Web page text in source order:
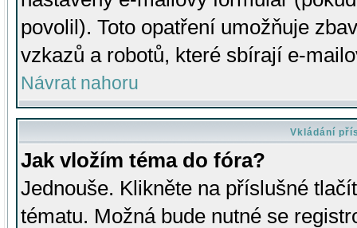
povolil). Toto opatření umožňuje
vzkazů a robotů, které sbírají e-
Návrat nahoru
Vkládání
Jak vložím téma do fóra?
Jednouše. Klikněte na příslušné
tématu. Možná bude nutné se